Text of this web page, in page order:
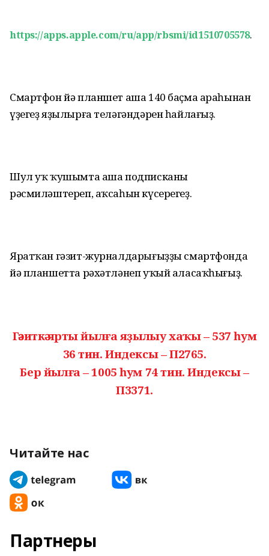
https://apps.apple.com/ru/app/rbsmi/id1510705578.
Смартфон йә планшет аша 140 баҫма араһынан
үҙегеҙ яҙылырға теләгәндәрен һайлағыҙ.
Шул уҡ ҡушымта аша подписканы
рәсмиләштереп, аҡсаһын күсерегеҙ.
Яратҡан гәзит-журналдарығыҙҙы смартфонда
йә планшетта рәхәтләнеп уҡый аласаҡһығыҙ.
Гәзиткә ярты йылға яҙылыу хаҡы – 537 һум
36 тин. Индексы – П2765.
Бер йылға – 1005 һум 74 тин. Индексы –
П3371.
Читайте нас
Партнеры